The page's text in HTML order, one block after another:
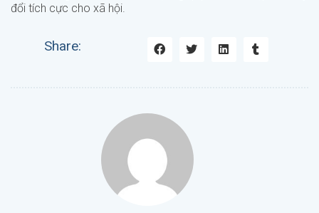
đổi tích cực cho xã hội.
Share: